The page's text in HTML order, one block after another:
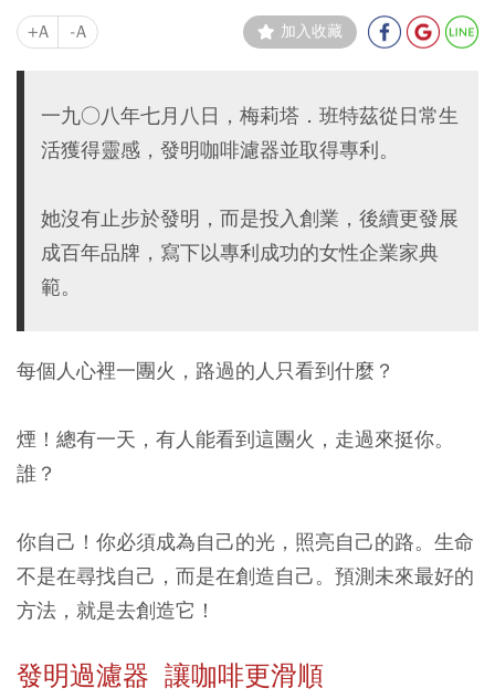
+A -A 加入收藏
一九○八年七月八日，梅莉塔．班特茲從日常生
活獲得靈感，發明咖啡濾器並取得專利。
她沒有止步於發明，而是投入創業，後續更發展
成百年品牌，寫下以專利成功的女性企業家典
範。
每個人心裡一團火，路過的人只看到什麼？
煙！總有一天，有人能看到這團火，走過來挺你。
誰？
你自己！你必須成為自己的光，照亮自己的路。生命
不是在尋找自己，而是在創造自己。預測未來最好的
方法，就是去創造它！
發明過濾器 讓咖啡更滑順